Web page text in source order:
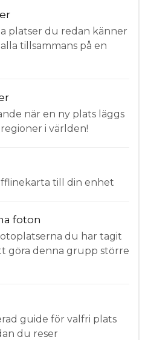
platser du redan känner
tillsammans på en
när en ny plats läggs
i världen!
till din enhet
foton
du har tagit
göra denna grupp större
guide för valfri plats
du reser